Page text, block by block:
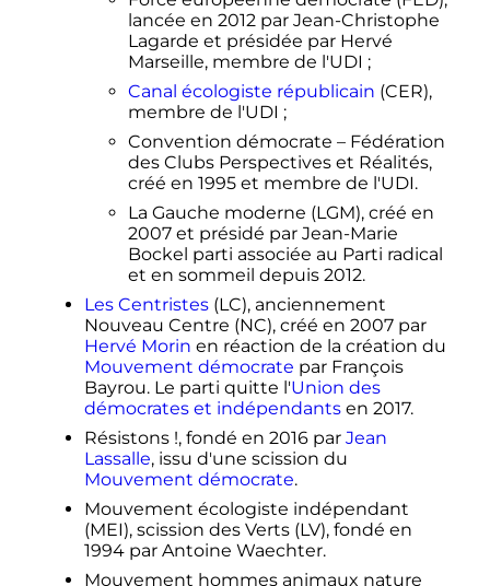
lancée en 2012 par Jean-Christophe
Lagarde et présidée par Hervé
Marseille, membre de l'UDI ;
Canal écologiste républicain (CER),
membre de l'UDI ;
Convention démocrate – Fédération
des Clubs Perspectives et Réalités,
créé en 1995 et membre de l'UDI.
La Gauche moderne (LGM), créé en
2007 et présidé par Jean-Marie
Bockel parti associée au Parti radical
et en sommeil depuis 2012.
Les Centristes(LC), anciennement
Nouveau Centre (NC), créé en 2007 par
Hervé Morin en réaction de la création du
Mouvement démocrate par François
Bayrou. Le parti quitte l'Union des
démocrates et indépendantsen 2017.
Résistons !, fondé en 2016 par Jean
Lassalle, issu d'une scission du
Mouvement démocrate.
Mouvement écologiste indépendant
(MEI), scission des Verts (LV), fondé en
1994 par Antoine Waechter.
Mouvement hommes animaux nature